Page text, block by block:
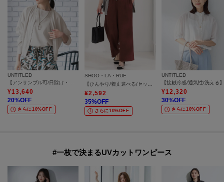
UNTITLED
¥13,640
20%OFF
さらに10%OFF
SHOO・LA・RUE
¥2,592
35%OFF
さらに10%OFF
UNTITLED
¥12,320
30%OFF
さらに10%OFF
#一枚で決まるUVカットワンピース